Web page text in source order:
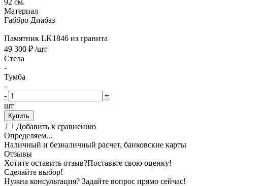
Материал
Габбро Диабаз
Памятник LK1846 из гранита
49 300 ₽ /шт
Стела
-
Тумба
-
-
+
шт
Купить
Добавить к сравнению
Определяем...
Наличный и безналичный расчет, банковские карты
Отзывы
Хотите оставить отзыв?Поставьте свою оценку!
Сделайте выбор!
Нужна консультация? Задайте вопрос прямо сейчас!